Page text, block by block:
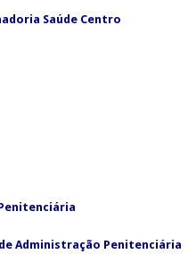
Saúde Centro
Administração Penitenciária